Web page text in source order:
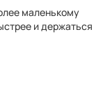
маленькому
и держаться